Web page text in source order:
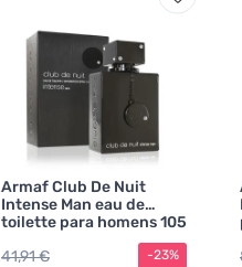
Armaf Club De Nuit
Intense Man eau de
toilette para homens 105
41,91 €
-23%